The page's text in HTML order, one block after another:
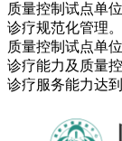
质量控制试点单
诊疗规范化管理
质量控制试点单
诊疗能力及质量
诊疗服务能力达